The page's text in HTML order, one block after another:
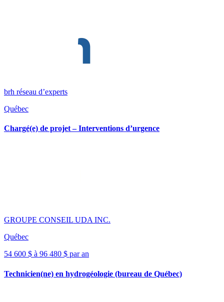
brh réseau d’experts
Québec
Chargé(e) de projet – Interventions d’urgence
GROUPE CONSEIL UDA INC.
Québec
54 600 $ à 96 480 $ par an
Technicien(ne) en hydrogéologie (bureau de Québec)